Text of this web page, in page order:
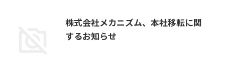
株式会社メカニズム、本社移転に関
するお知らせ